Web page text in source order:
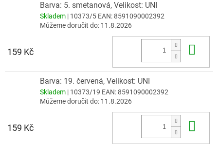
Barva: 5. smetanová, Velikost: UNI
Skladem | 10373/5 EAN:8591090002392
Můžeme doručit do: 11.8.2026
159 Kč
Barva: 19. červená, Velikost: UNI
Skladem | 10373/19 EAN:8591090002392
Můžeme doručit do: 11.8.2026
159 Kč